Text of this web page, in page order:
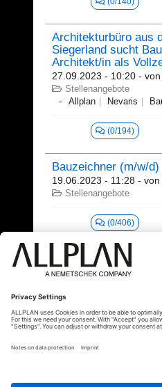
Architekturbüro aus
Siegerland sucht
Architekt/in als
27.09.2023 - 10:20 - von
Stellenangebote
Allplan
Nevaris
(0/194)
Bauzeichner (m/w/d)
19.06.2023 - 11:28 - von
Stellenangebote
(0/406)
1 - 20 (603)